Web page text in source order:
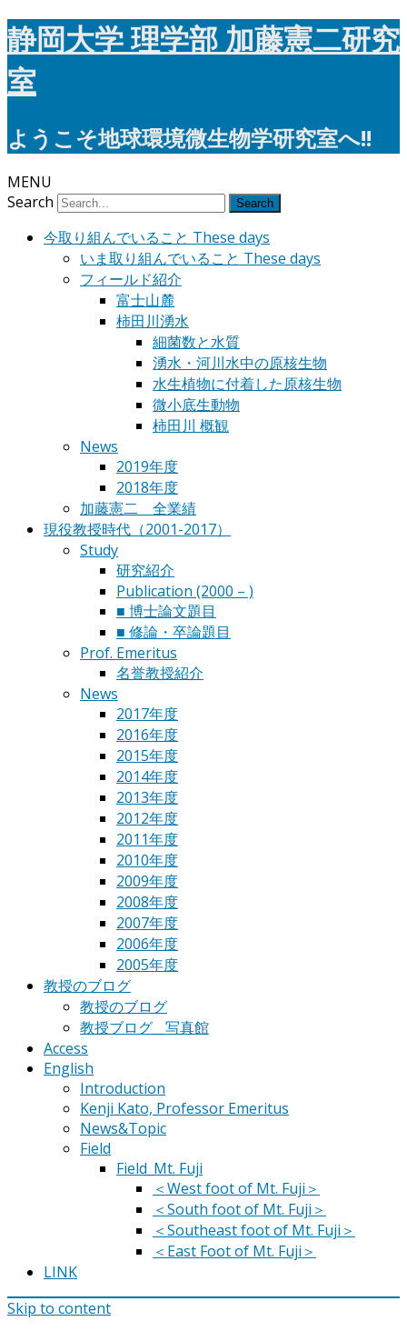
静岡大学 理学部 加藤憲二研究
室
ようこそ地球環境微生物学研究室へ!!
MENU
Search
今取り組んでいること These days
いま取り組んでいること These days
フィールド紹介
富士山麓
柿田川湧水
細菌数と水質
湧水・河川水中の原核生物
水生植物に付着した原核生物
微小底生動物
柿田川 概観
News
2019年度
2018年度
加藤憲二 全業績
現役教授時代（2001-2017）
Study
研究紹介
Publication (2000 – )
■ 博士論文題目
■ 修論・卒論題目
Prof. Emeritus
名誉教授紹介
News
2017年度
2016年度
2015年度
2014年度
2013年度
2012年度
2011年度
2010年度
2009年度
2008年度
2007年度
2006年度
2005年度
教授のブログ
教授のブログ
教授ブログ__写真館
Access
English
Introduction
Kenji Kato, Professor Emeritus
News&Topic
Field
Field_Mt. Fuji
＜West foot of Mt. Fuji＞
＜South foot of Mt. Fuji＞
＜Southeast foot of Mt. Fuji＞
＜East Foot of Mt. Fuji＞
LINK
Skip to content